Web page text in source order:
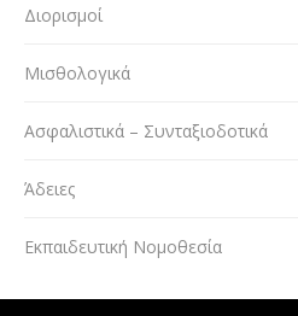
Διορισμοί
Μισθολογικά
Ασφαλιστικά – Συνταξιοδοτικά
Άδειες
Εκπαιδευτική Νομοθεσία